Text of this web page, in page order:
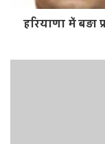
हरियाणा में बड़ा